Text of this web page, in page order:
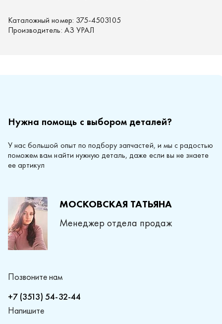
Каталожный номер: 375-4503105
Производитель: АЗ УРАЛ
Нужна помощь с выбором деталей?
У нас большой опыт по подбору запчастей, и мы с радостью
поможем вам найти нужную деталь, даже если вы не знаете
ее артикул
МОСКОВСКАЯ ТАТЬЯНА
Менеджер отдела продаж
Позвоните нам
+7 (3513) 54-32-44
Напишите